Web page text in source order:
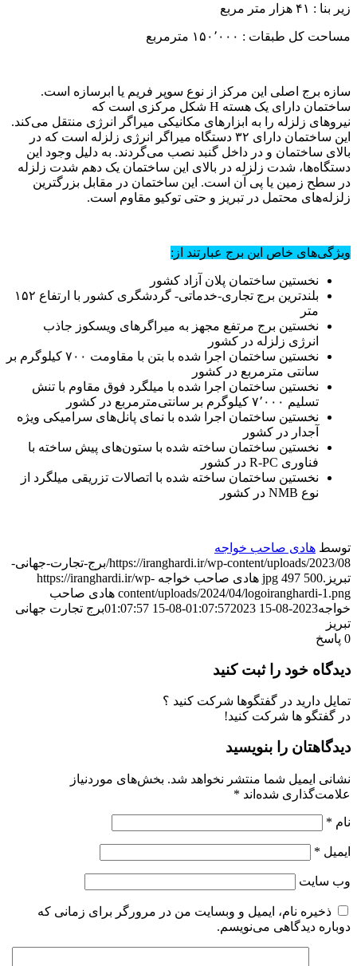
زیر بنا : ۴۱ هزار متر مربع
مساحت کل طبقات : ۱۵۰٬۰۰۰ مترمربع
سازه برج اصلی این مرکز از نوع سوپر فریم یا ابرسازه است.
ساختمان دارای یک هسته H شکل مرکزی است که
نیروهای زلزله را به ابزارهای مکانیکی میراگر انرژی منتقل می‌کند.
این ساختمان دارای ۳۲ دستگاه میراگر انرژی زلزله است که در
بالای ساختمان و در داخل گنبد نصب می‌گردند. به دلیل وجود این
دستگاه‌ها، شدت زلزله در بالای این ساختمان یک دهم شدت زلزله
در سطح زمین یا پی آن است. این ساختمان در مقابل بزرگترین
زلزله‌های محتمل در تبریز و حتی توکیو مقاوم است.
ویژگی‌های خاص این برج عبارتند از:
نخستین ساختمان پلان آزاد کشور
بلندترین برج تجاری-خدماتی- گردشگری کشور با ارتفاع ۱۵۲
متر
نخستین برج مرتفع مجهز به میراگرهای ویسکوز جاذب
انرژی زلزله در کشور
نخستین ساختمان اجرا شده با بتن با مقاومت ۷۰۰ کیلوگرم بر
سانتی‌ مترمربع در کشور
نخستین ساختمان اجرا شده با میلگرد فوق مقاوم با تنش
تسلیم ۷٬۰۰۰ کیلوگرم بر سانتی‌مترمربع در کشور
نخستین ساختمان اجرا شده با نمای پانل‌های سرامیکی ویژه
آجدار در کشور
نخستین ساختمان ساخته شده با ستون‌های پیش‌ ساخته با
فناوری R-PC در کشور
نخستین ساختمان ساخته شده با اتصالات تزریقی میلگرد از
نوع NMB در کشور
توسط هادی صاحب خواجه
https://iranghardi.ir/wp-content/uploads/2023/08/برج-تجارت-جهانی-
تبریز.jpg
497 500 هادی صاحب خواجه https://iranghardi.ir/wp-
content/uploads/2024/04/logoiranghardi-1.png هادی صاحب
خواجه2023-08-15 01:07:57
2023-08-15 01:07:57
برج تجارت جهانی
تبریز
0 پاسخ
دیدگاه خود را ثبت کنید
تمایل دارید در گفتگوها شرکت کنید ؟
در گفتگو ها شرکت کنید!
دیدگاهتان را بنویسید
نشانی ایمیل شما منتشر نخواهد شد. بخش‌های موردنیاز
علامت‌گذاری شده‌اند *
نام *
ایمیل *
وب‌ سایت
ذخیره نام، ایمیل و وبسایت من در مرورگر برای زمانی که
دوباره دیدگاهی می‌نویسم.